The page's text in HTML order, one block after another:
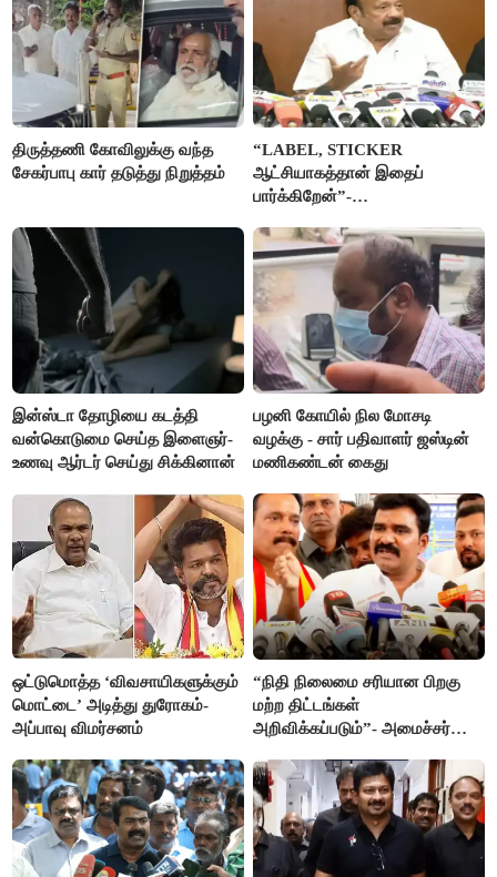
திருத்தணி கோவிலுக்கு வந்த
சேகர்பாபு கார் தடுத்து நிறுத்தம்
“LABEL, STICKER
ஆட்சியாகத்தான் இதைப்
பார்க்கிறேன்”-
இன்ஸ்டா தோழியை கடத்தி
வன்கொடுமை செய்த இளைஞர்-
உணவு ஆர்டர் செய்து சிக்கினான்
பழனி கோயில் நில மோசடி
வழக்கு - சார் பதிவாளர் ஜஸ்டின்
மணிகண்டன் கைது
ஒட்டுமொத்த ‘விவசாயிகளுக்கும்
மொட்டை’ அடித்து துரோகம்-
அப்பாவு விமர்சனம்
“நிதி நிலைமை சரியான பிறகு
மற்ற திட்டங்கள்
அறிவிக்கப்படும்”- அமைச்சர்